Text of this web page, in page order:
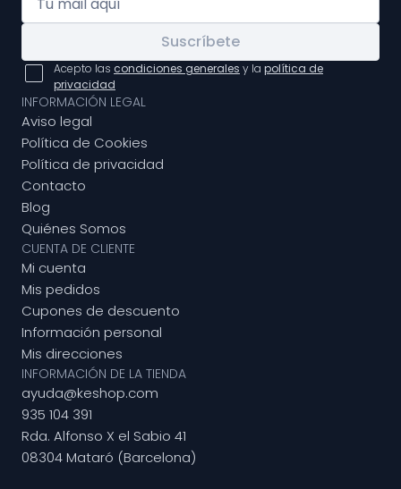
Suscríbete
Acepto las condiciones generales y la política de
privacidad
INFORMACIÓN LEGAL
Aviso legal
Política de Cookies
Política de privacidad
Contacto
Blog
Quiénes Somos
CUENTA DE CLIENTE
Mi cuenta
Mis pedidos
Cupones de descuento
Información personal
Mis direcciones
INFORMACIÓN DE LA TIENDA
ayuda@keshop.com
935 104 391
Rda. Alfonso X el Sabio 41
08304 Mataró (Barcelona)